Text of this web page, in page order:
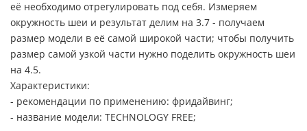
её необходимо отрегулировать под себя. Измеряем
окружность шеи и результат делим на 3.7 - получаем
размер модели в её самой широкой части; чтобы получить
размер самой узкой части нужно поделить окружность шеи
на 4.5.
Характеристики:
- рекомендации по применению: фридайвинг;
- название модели: TECHNOLOGY FREE;